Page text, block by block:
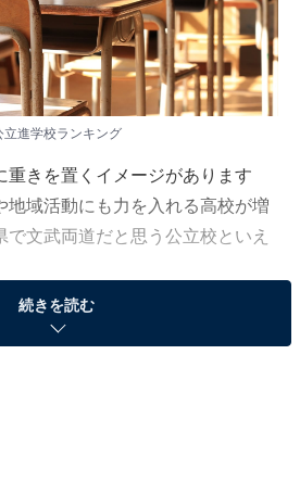
進学校ランキング
重きを置くイメージがあります
地域活動にも力を入れる高校が増
で文武両道だと思う公立校といえ
部は3月6日～4月21日の期間、全
続きを読む